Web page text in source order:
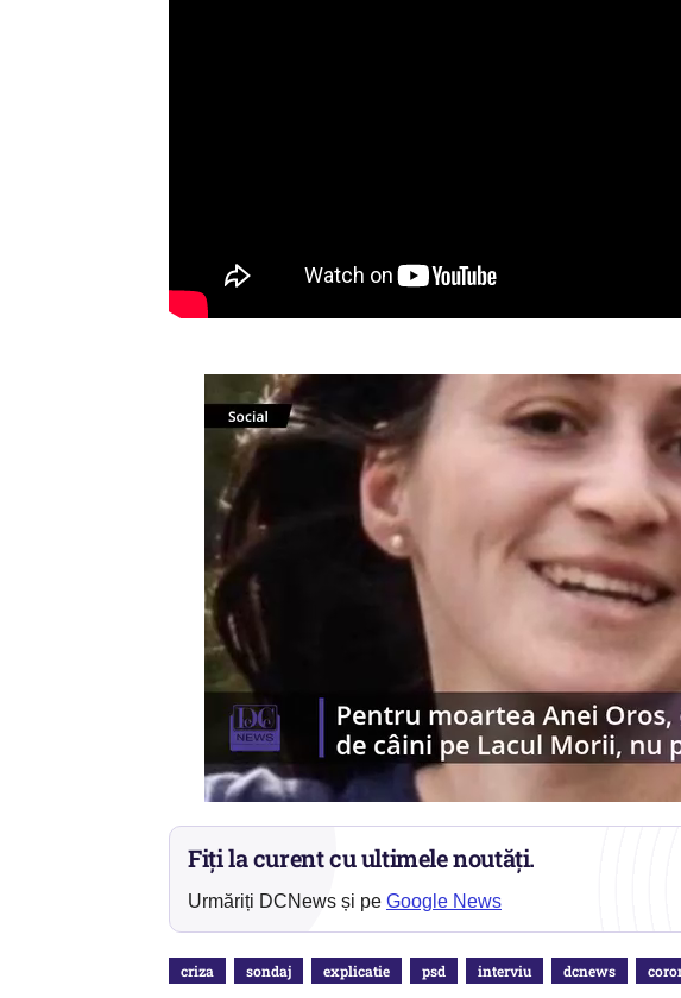
Fiți la curent cu ultimele noutăți.
Urmăriți DCNews și pe Google News
criza sondaj explicatie psd interviu dcnews